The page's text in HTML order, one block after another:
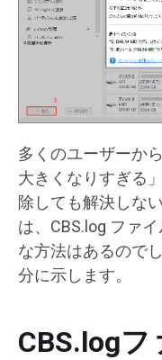
多くのユーザーか
大きくなりすぎる
除しても解決しな
は、CBS.log ファ
な方法はあるので
分に示します。
CBS.log